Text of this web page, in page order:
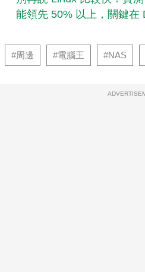
能領先 50% 以上，關鍵在
#周邊 #電腦王 #NAS